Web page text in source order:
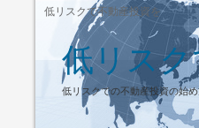
低リスクで不動産投資を
低リス
低リスクでの不動産投資の始